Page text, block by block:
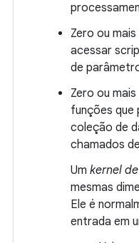
Zero ou mais
acessar
de
Zero ou mais
funções que
coleção de
chamados de
Um kernel
mesmas
Ele é
entrada em